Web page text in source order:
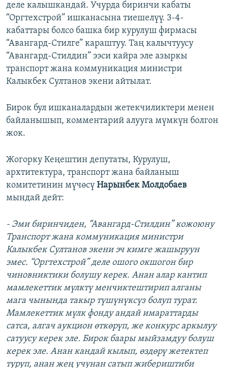
деле калышкандай. Учурда биринчи кабаты
“Оргтехстрой” ишканасына тиешелүү. 3-4-
кабаттары болсо башка бир курулуш фирмасы
“Авангард-Стилге” караштуу. Таң калычтуусу
“Авангард-Стилдин” ээси кайра эле азыркы
транспорт жана коммуникация министри
Калыкбек Султанов экени айтылат.
Бирок бул ишканалардын жетекчиликтери менен
байланышып, комментарий алууга мүмкүн болгон
жок.
Жогорку Кеңештин депутаты, Курулуш,
архтитектура, транспорт жана байланыш
комитетинин мүчөсү Нарынбек Молдобаев
мындай дейт:
- Эми биринчиден, “Авангард-Стилдин” кожоюну
Транспорт жана коммуникация министри
Калыкбек Султанов экени эч кимге жашыруун
эмес. “Оргтехстрой” деле ошого окшогон бир
чиновниктики болушу керек. Анан алар кантип
мамлекеттик мүлктү менчиктештирип алганы
мага чынында такыр түшүнүксүз болуп турат.
Мамлекеттик мүлк фонду андай имараттарды
сатса, алгач аукцион өткөрүп, же конкурс аркылуу
сатуусу керек эле. Бирок баары мыйзамдуу болуш
керек эле. Анан кандай кылып, өздөрү жетектеп
туруп, анан жең учунан сатып жибериштиби